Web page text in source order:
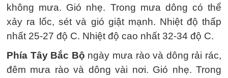
không mưa. Gió nhẹ. Trong mưa dông có thể
xảy ra lốc, sét và gió giật mạnh. Nhiệt độ thấp
nhất 25-27 độ C. Nhiệt độ cao nhất 32-34 độ C.
Phía Tây Bắc Bộ ngày mưa rào và dông rải rác,
đêm mưa rào và dông vài nơi. Gió nhẹ. Trong